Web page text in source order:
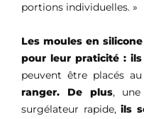
portions individuelles. »
Les moules en
pour leur praticité :
peuvent être placés
ranger. De plus, une
surgélateur rapide,ils